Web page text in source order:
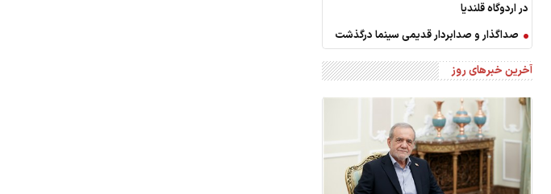
در اردوگاه قلندیا
صداگذار و صدابردار قدیمی سینما درگذشت
آخرین خبرهای روز